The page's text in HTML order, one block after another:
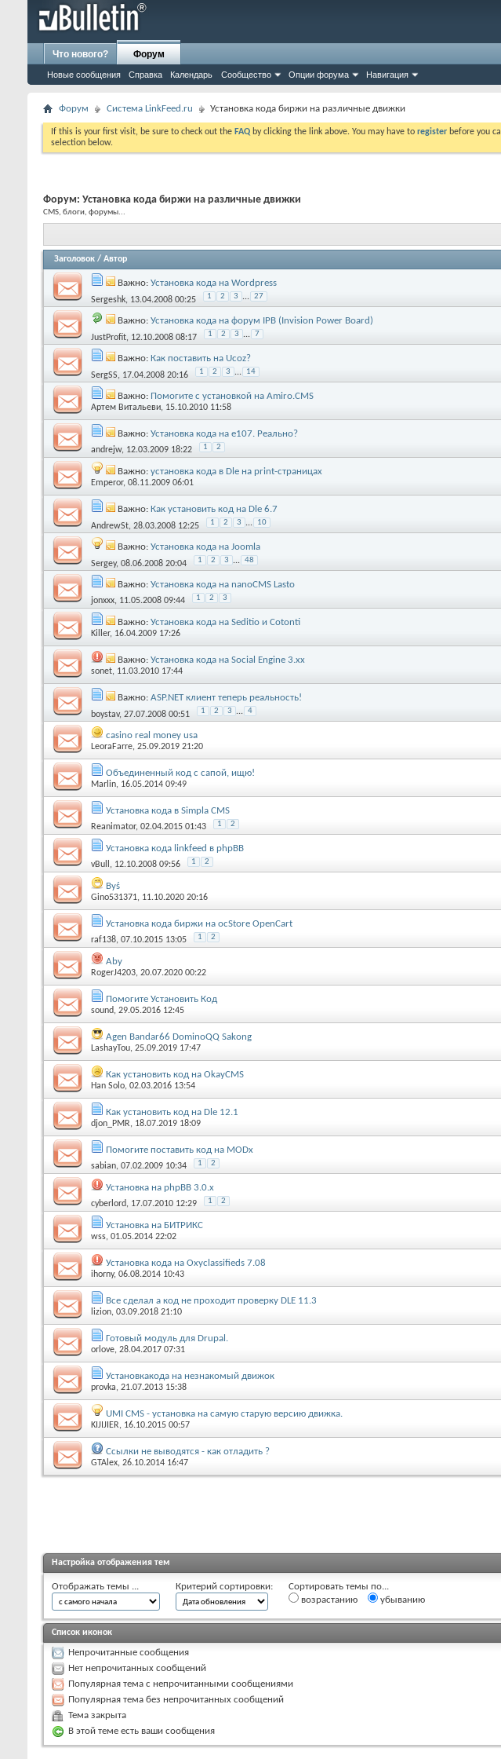
Что нового? Форум
Новые сообщения Справка Календарь Сообщество Опции форума Навигация
Форум Система LinkFeed.ru Установка кода биржи на различные движки
If this is your first visit, be sure to check out the FAQ by clicking the link above. You may have to register before you
selection below.
Форум: Установка кода биржи на различные движки
CMS, блоги, форумы...
Заголовок / Автор
Важно: Установка кода на Wordpress
Sergeshk, 13.04.2008 00:25 1 2 3 ... 27
Важно: Установка кода на форум IPB (Invision Power Board)
JustProfit, 12.10.2008 08:17 1 2 3 ... 7
Важно: Как поставить на Ucoz?
SergSS, 17.04.2008 20:16 1 2 3 ... 14
Важно: Помогите с установкой на Amiro.CMS
Артем Витальеви, 15.10.2010 11:58
Важно: Установка кода на e107. Реально?
andrejw, 12.03.2009 18:22 1 2
Важно: установка кода в Dle на print-страницах
Emperor, 08.11.2009 06:01
Важно: Как установить код на Dle 6.7
AndrewSt, 28.03.2008 12:25 1 2 3 ... 10
Важно: Установка кода на Joomla
Sergey, 08.06.2008 20:04 1 2 3 ... 48
Важно: Установка кода на nanoCMS Lasto
jonxxx, 11.05.2008 09:44 1 2 3
Важно: Установка кода на Seditio и Cotonti
Killer, 16.04.2009 17:26
Важно: Установка кода на Social Engine 3.хх
sonet, 11.03.2010 17:44
Важно: ASP.NET клиент теперь реальность!
boystav, 27.07.2008 00:51 1 2 3 ... 4
casino real money usa
LeoraFarre, 25.09.2019 21:20
Объединенный код с сапой, ищю!
Marlin, 16.05.2014 09:49
Установка кода в Simpla CMS
Reanimator, 02.04.2015 01:43 1 2
Установка кода linkfeed в phpBB
vBull , 12.10.2008 09:56 1 2
Byś
Gino531371, 11.10.2020 20:16
Установка кода биржи на ocStore OpenCart
raf138, 07.10.2015 13:05 1 2
Aby
RogerJ4203, 20.07.2020 00:22
Помогите Установить Код
sound, 29.05.2016 12:45
Agen Bandar66 DominoQQ Sakong
LashayTou, 25.09.2019 17:47
Как установить код на OkayCMS
Han Solo, 02.03.2016 13:54
Как установить код на Dle 12.1
djon_PMR, 18.07.2019 18:09
Помогите поставить код на MODx
sabian, 07.02.2009 10:34 1 2
Установка на phpBB 3.0.x
cyberlord, 17.07.2010 12:29 1 2
Установка на БИТРИКС
wss, 01.05.2014 22:02
Установка кода на Oxyclassifieds 7.08
ihorny, 06.08.2014 10:43
Все сделал а код не проходит проверку DLE 11.3
lizion, 03.09.2018 21:10
Готовый модуль для Drupal.
orlove, 28.04.2017 07:31
Установкакода на незнакомый движок
provka, 21.07.2013 15:38
UMI CMS - установка на самую старую версию движка.
KIJIJIER, 16.10.2015 00:57
Ссылки не выводятся - как отладить ?
GTAlex, 26.10.2014 16:47
Настройка отображения тем
Отображать темы ... Критерий сортировки:
Сортировать темы по...
возрастанию
убыванию
Список иконок
Непрочитанные сообщения
Нет непрочитанных сообщений
Популярная тема с непрочитанными сообщениями
Популярная тема без непрочитанных сообщений
Тема закрыта
В этой теме есть ваши сообщения